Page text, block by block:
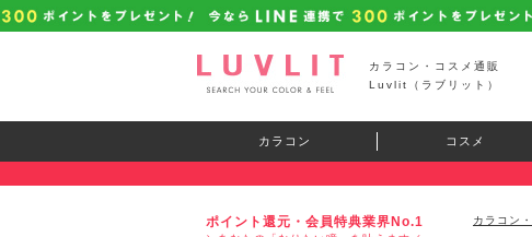
カラコン・コスメ通販
Luvlit（ラブリット）
カラコン コスメ
ポイント還元・会員特典業界No.1 カラコン